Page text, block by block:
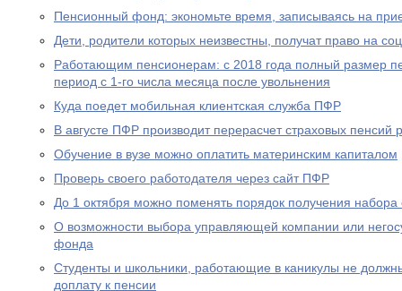
Пенсионный фонд: экономьте время, записываясь на
Дети, родители которых неизвестны, получат право на
Работающим пенсионерам: с 2018 года полный размер
период с 1-го числа месяца после увольнения
Куда поедет мобильная клиентская служба ПФР
В августе ПФР производит перерасчет страховых
Обучение в вузе можно оплатить материнским капиталом
Проверь своего работодателя через сайт ПФР
До 1 октября можно поменять порядок получения набора
О возможности выбора управляющей компании или
фонда
Студенты и школьники, работающие в каникулы не
доплату к пенсии